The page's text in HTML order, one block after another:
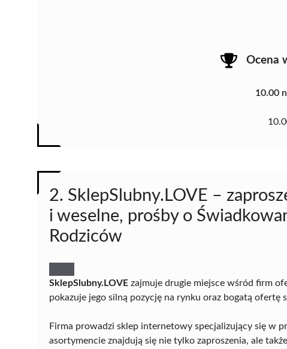
Ocena
10.00
2. SklepSlubny.LOVE –
i weselne, prośby o
Rodziców
SklepSlubny.LOVE zajmuje drugie miejsce wśród firm
pokazuje jego silną pozycję na rynku oraz bogatą ofertę
Firma prowadzi sklep internetowy specjalizujący się w
asortymencie znajdują się nie tylko zaproszenia, ale